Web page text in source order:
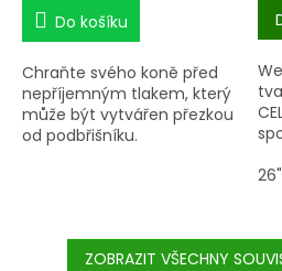
Do košíku
Chraňte svého koně před
nepříjemným tlakem, který
může být vytvářen přezkou
od podbřišníku.
26"
ZOBRAZIT VŠECHNY